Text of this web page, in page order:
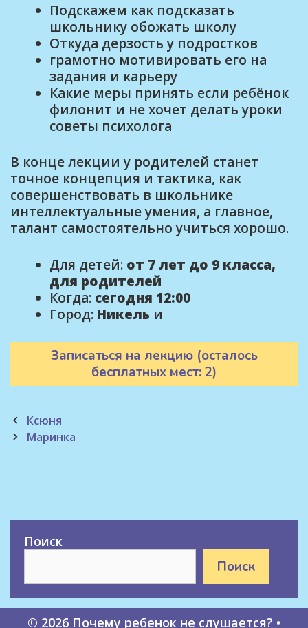
Подскажем как подсказать
школьнику обожать школу
Откуда дерзость у подростков
грамотно мотивировать его на
задания и карьеру
Какие меры принять если ребёнок
филонит и не хочет делать уроки
советы психолога
В конце лекции у родителей станет
точное концепция и тактика, как
совершенствовать в школьнике
интеллектуальные умения, а главное,
талант самостоятельно учиться хорошо.
Для детей: от 7 лет до 9 класса,
для родителей
Когда: сегодня 12:00
Город: Никель и
Записаться на лекцию (осталось
бесплатных мест: 2)
Post
navigation
Ксюня
Маринка
Поиск
Поиск
© 2026 Почему ребенок не слушается? •